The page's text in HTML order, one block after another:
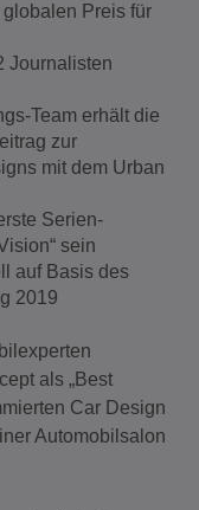
Preis für
Journalisten
Team erhält die
zur
mit dem Urban
Serien-
sein
auf Basis des
2019
als „Best
Car Design
Automobilsalon